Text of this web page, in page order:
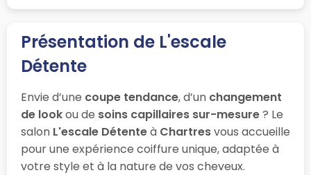
Présentation de L'escale
Détente
Envie d’une coupe tendance, d’un changement
de lookou de soins capillaires sur-mesure? Le
salon L'escale Détenteà Chartresvous accueille
pour une expérience coiffure unique, adaptée à
votre style et à la nature de vos cheveux.